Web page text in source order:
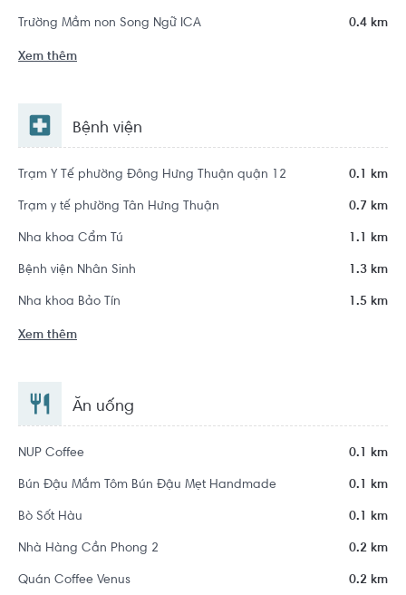
Trường Mầm non Song Ngữ ICA 0.4 km
Xem thêm
Bệnh viện
Trạm Y Tế phường Đông Hưng Thuận quận 12 0.1 km
Trạm y tế phường Tân Hưng Thuận 0.7 km
Nha khoa Cẩm Tú 1.1 km
Bệnh viện Nhân Sinh 1.3 km
Nha khoa Bảo Tín 1.5 km
Xem thêm
Ăn uống
NUP Coffee 0.1 km
Bún Đậu Mắm Tôm Bún Đậu Mẹt Handmade 0.1 km
Bò Sốt Hàu 0.1 km
Nhà Hàng Cần Phong 2 0.2 km
Quán Coffee Venus 0.2 km